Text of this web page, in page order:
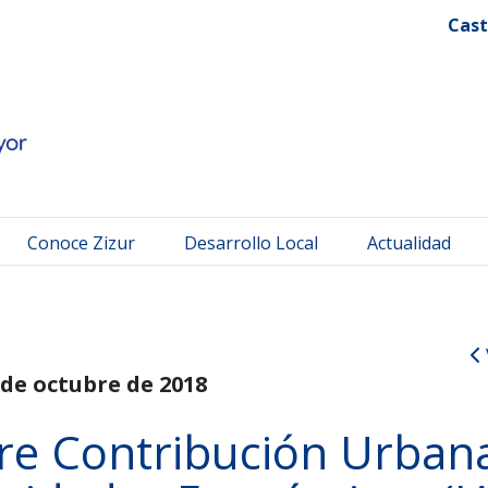
Conoce Zizur Desarrollo Local Actualidad
octubre de 2018
Contribución